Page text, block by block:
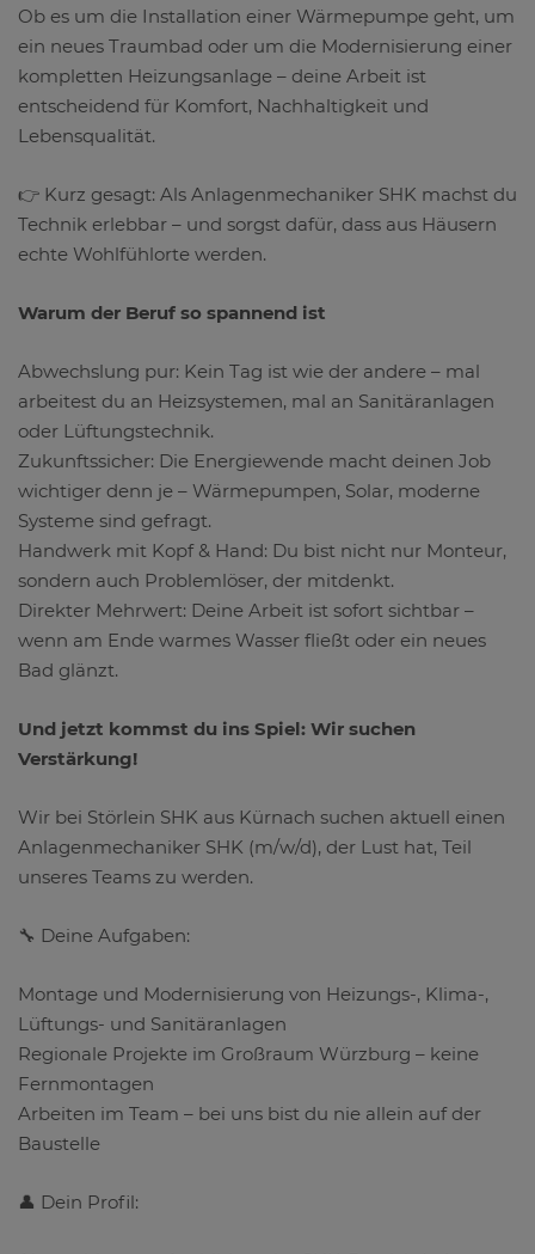
Ob es um die Installation einer Wärmepumpe geht, um
ein neues Traumbad oder um die Modernisierung einer
kompletten Heizungsanlage – deine Arbeit ist
entscheidend für Komfort, Nachhaltigkeit und
Lebensqualität.
👉 Kurz gesagt: Als Anlagenmechaniker SHK machst du
Technik erlebbar – und sorgst dafür, dass aus Häusern
echte Wohlfühlorte werden.
Warum der Beruf so spannend ist
Abwechslung pur: Kein Tag ist wie der andere – mal
arbeitest du an Heizsystemen, mal an Sanitäranlagen
oder Lüftungstechnik.
Zukunftssicher: Die Energiewende macht deinen Job
wichtiger denn je – Wärmepumpen, Solar, moderne
Systeme sind gefragt.
Handwerk mit Kopf & Hand: Du bist nicht nur Monteur,
sondern auch Problemlöser, der mitdenkt.
Direkter Mehrwert: Deine Arbeit ist sofort sichtbar –
wenn am Ende warmes Wasser fließt oder ein neues
Bad glänzt.
Und jetzt kommst du ins Spiel: Wir suchen
Verstärkung!
Wir bei Störlein SHK aus Kürnach suchen aktuell einen
Anlagenmechaniker SHK (m/w/d), der Lust hat, Teil
unseres Teams zu werden.
🔧 Deine Aufgaben:
Montage und Modernisierung von Heizungs-, Klima-,
Lüftungs- und Sanitäranlagen
Regionale Projekte im Großraum Würzburg – keine
Fernmontagen
Arbeiten im Team – bei uns bist du nie allein auf der
Baustelle
👤 Dein Profil: